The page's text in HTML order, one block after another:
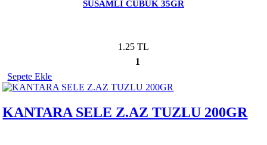
SUSAMLI CUBUK 35GR
1.25 TL
1
Sepete Ekle
KANTARA SELE Z.AZ TUZLU 200GR